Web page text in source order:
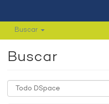
Buscar
Buscar